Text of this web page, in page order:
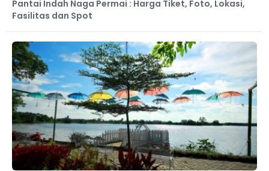
Pantai Indah Naga Permai : Harga Tiket, Foto, Lokasi,
Fasilitas dan Spot